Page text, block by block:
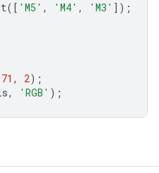
([ 'M5' , 'M4' , 'M3' ]);
, 2);
, 'RGB' );